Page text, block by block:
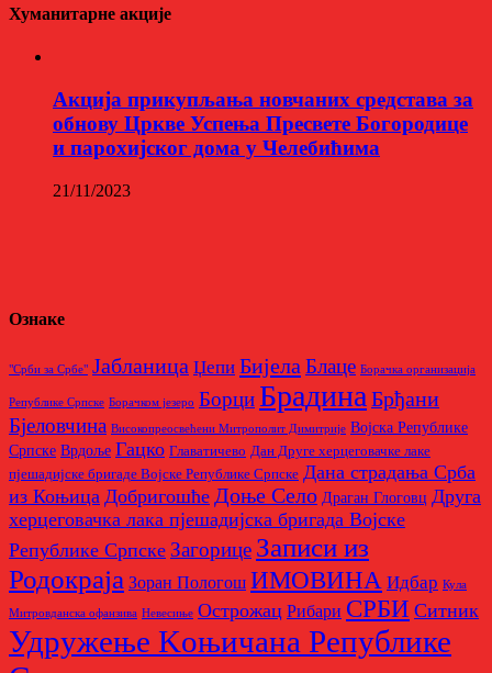
Хуманитарне акције
Aкција прикупљања новчаних средстава за
обнову Цркве Успења Пресвете Богородице
и парохијског дома у Челебићима
21/11/2023
Ознаке
"Срби за Србе" Јабланица Џепи Бијела Блаце Борачкa организацијa
Републике Српске Борачком језеро Борци Брадина Брђани
Бјеловчина Високопреосвећени Митрополит Димитрије Војска Републике
Српске Врдоље Гацко Главатичево Дан Друге херцеговачке лаке
пјешадијске бригаде Војске Републике Српске Дана страдања Срба
из Коњица Добригошће Доње Село Драган Глоговц Друга
херцеговачка лака пјешадијска бригада Војске
Републике Српске Загорице Записи из
Родoкраја Зоран Пологош ИМОВИНА Идбар Кула
Митровданска офанзива Невесињe Острожац Рибари СРБИ Ситник
Удружење Kоњичана Републике